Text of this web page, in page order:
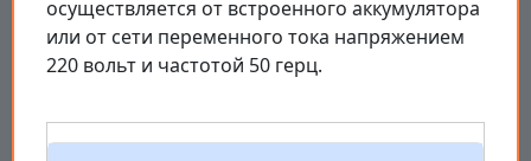
осуществляется от встроенного аккумулятора
или от сети переменного тока напряжением
220 вольт и частотой 50 герц.